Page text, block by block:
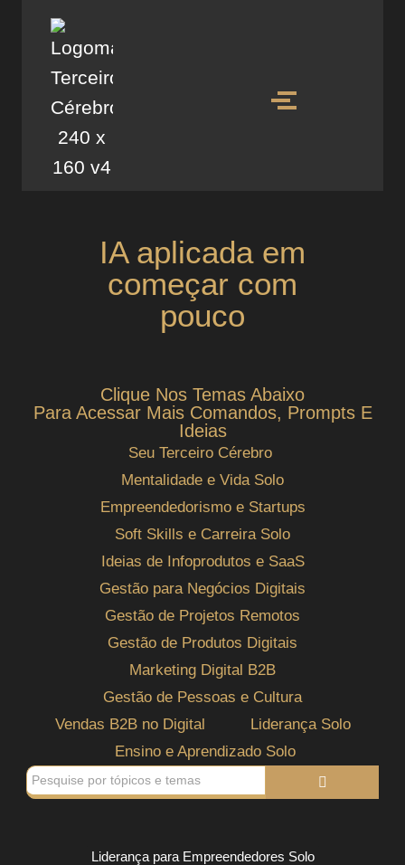
IA aplicada em
começar com
pouco
Clique Nos Temas Abaixo
Para Acessar Mais Comandos, Prompts E
Ideias
Seu Terceiro Cérebro
Mentalidade e Vida Solo
Empreendedorismo e Startups
Soft Skills e Carreira Solo
Ideias de Infoprodutos e SaaS
Gestão para Negócios Digitais
Gestão de Projetos Remotos
Gestão de Produtos Digitais
Marketing Digital B2B
Gestão de Pessoas e Cultura
Vendas B2B no Digital
Liderança Solo
Ensino e Aprendizado Solo
Liderança para Empreendedores Solo